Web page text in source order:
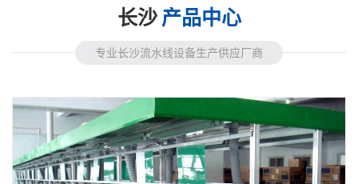
长沙 产品中心
专业长沙流水线设备生产供应厂商